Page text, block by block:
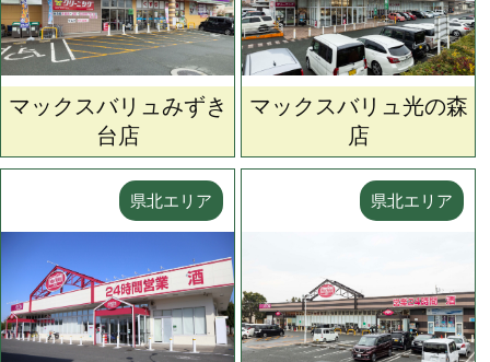
マックスバリュみずき
台店
マックスバリュ光の森
店
県北エリア 県北エリア